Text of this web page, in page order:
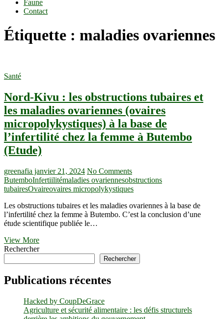
Faune
Contact
Étiquette : maladies ovariennes
Santé
Nord-Kivu : les obstructions tubaires et
les maladies ovariennes (ovaires
micropolykystiques) à la base de
l’infertilité chez la femme à Butembo
(Etude)
greenafia janvier 21, 2024 No Comments
ButemboInfertiilitémaladies ovariennesobstructions
tubairesOvaireovaires micropolykystiques
Les obstructions tubaires et les maladies ovariennes à la base de
l’infertilité chez la femme à Butembo. C’est la conclusion d’une
étude scientifique publiée le…
View MoreNord-
Kivu
les
obstructions
tubaires
les
maladies
Rechercher
Rechercher
Publications récentes
Hacked by CoupDeGrace
Agriculture et sécurité alimentaire : les défis structurels